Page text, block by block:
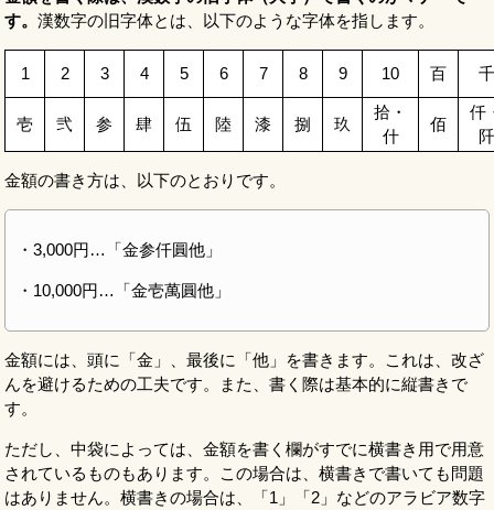
す。漢数字の旧字体とは、以下のような字体を指します。
1 2 3 4 5 6 7 8 9 10 百 千
壱 弐 参 肆 伍 陸 漆 捌 玖
拾・
什
佰
仟
阡
金額の書き方は、以下のとおりです。
・3,000円…「金参仟圓他」
・10,000円…「金壱萬圓他」
金額には、頭に「金」、最後に「他」を書きます。これは、改ざ
んを避けるための工夫です。また、書く際は基本的に縦書きで
す。
ただし、中袋によっては、金額を書く欄がすでに横書き用で用意
されているものもあります。この場合は、横書きで書いても問題
はありません。横書きの場合は、「1」「2」などのアラビア数字